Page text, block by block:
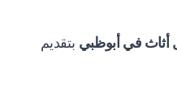
في أبوظبي بتقديم